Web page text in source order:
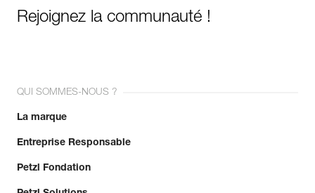
Rejoignez la communauté !
QUI SOMMES-NOUS ?
La marque
Entreprise Responsable
Petzl Fondation